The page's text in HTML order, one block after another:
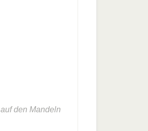
den Mandeln